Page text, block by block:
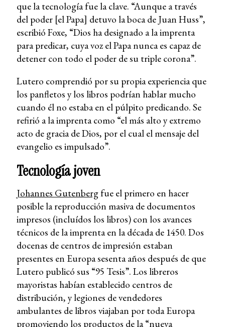
que la tecnología fue la clave. “Aunque a través
del poder [el Papa] detuvo la boca de Juan Huss”,
escribió Foxe, “Dios ha designado a la imprenta
para predicar, cuya voz el Papa nunca es capaz de
detener con todo el poder de su triple corona”.
Lutero comprendió por su propia experiencia que
los panfletos y los libros podrían hablar mucho
cuando él no estaba en el púlpito predicando. Se
refirió a la imprenta como “el más alto y extremo
acto de gracia de Dios, por el cual el mensaje del
evangelio es impulsado”.
Tecnología joven
Johannes Gutenbergfue el primero en hacer
posible la reproducción masiva de documentos
impresos (incluídos los libros) con los avances
técnicos de la imprenta en la década de 1450. Dos
docenas de centros de impresión estaban
presentes en Europa sesenta años después de que
Lutero publicó sus “95 Tesis”. Los libreros
mayoristas habían establecido centros de
distribución, y legiones de vendedores
ambulantes de libros viajaban por toda Europa
promoviendo los productos de la “nueva